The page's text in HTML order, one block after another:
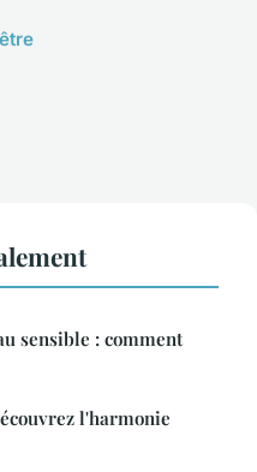
sensible : comment
l'harmonie